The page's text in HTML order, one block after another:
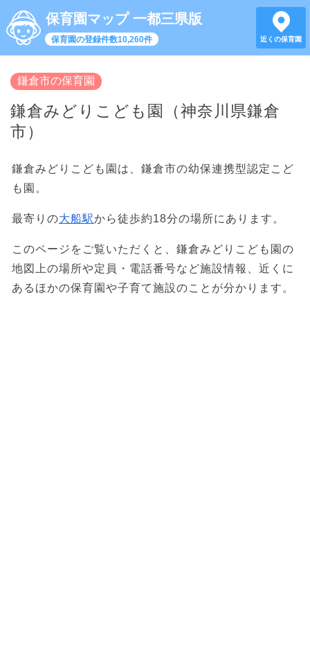
保育園マップ 一都三県版
保育園の登録件数10,260件 近くの保育園
鎌倉市の保育園
鎌倉みどりこども園（神奈川県鎌倉
市）
鎌倉みどりこども園は、鎌倉市の幼保連携型認定こど
も園。
最寄りの大船駅から徒歩約18分の場所にあります。
このページをご覧いただくと、鎌倉みどりこども園の
地図上の場所や定員・電話番号など施設情報、近くに
あるほかの保育園や子育て施設のことが分かります。